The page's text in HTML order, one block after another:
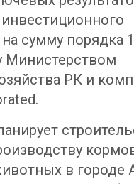
сумму порядка
Министерством
РК и
в городе